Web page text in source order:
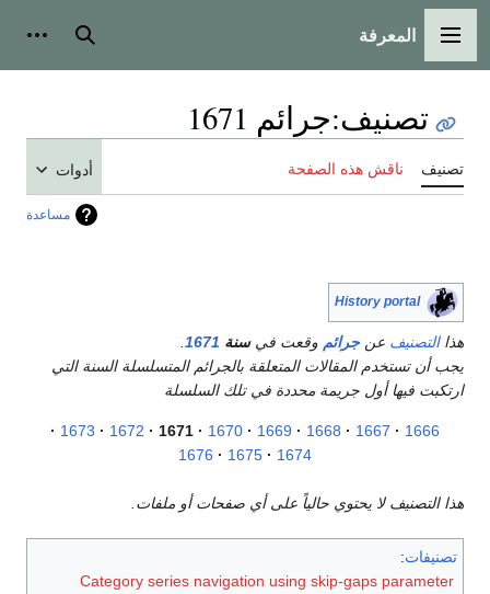
القائمة الرئيسية
المعرفة بحث
تصنيف:جرائم 1671
تصنيف ناقش هذه الصفحة أدوات
مساعدة
History portal
هذاالتصنيف عنجرائم وقعت فيسنة 1671
يجب أن تستخدم المقالات المتعلقة بالجرائم المتسلسلة السنة التي
ارتكبت فيها أول جريمة محددة في تلك السلسلة
1666
1667
1668
1669
1670
1671
1672
1673
1674
1675
1676
هذا التصنيف لا يحتوي حالياً على أي صفحات أو ملفات.
تصنيفات:
Category series navigation using skip-gaps parameter